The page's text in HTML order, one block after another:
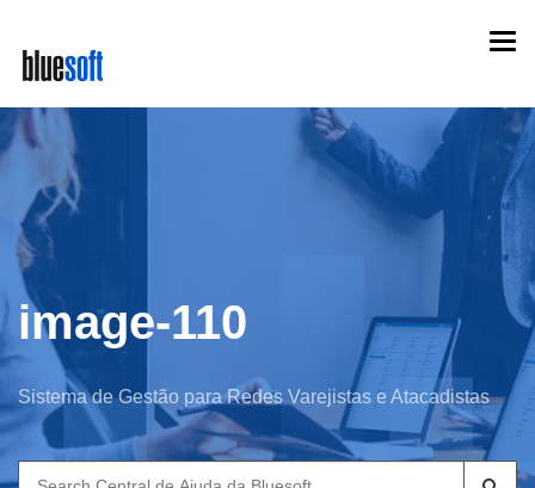
main
content
image-110
Sistema de Gestão para Redes Varejistas e Atacadistas
Search